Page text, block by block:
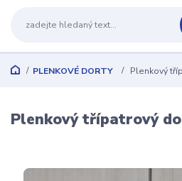
PLENKOVÉ DORTY Plenkový
Plenkový třípatrový